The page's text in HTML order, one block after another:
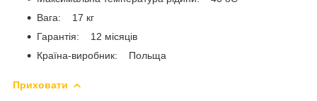
Вага: 17 кг
Гарантія: 12 місяців
Країна-виробник: Польща
Приховати